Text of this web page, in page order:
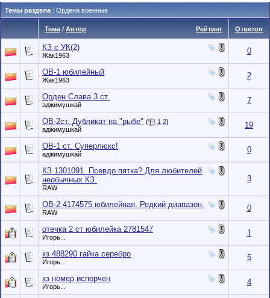
Темы раздела : Ордена военные
Рейтинг
Тема / Автор Ответов
КЗ с УК(2)
Жак1963 0
ОВ-1 юбилейный
Жак1963 2
Орден Слава 3 ст.
аджимушкай 7
ОВ-2ст. Дубликат на "рыбе" ( 1 2)
аджимушкай
19
ОВ-1 ст. Суперлюкс!
аджимушкай 0
КЗ 1301091. Псевдо.пятка? Для любителей
необычных КЗ.
RAW
3
ОВ-2 4174575 юбилейная. Редкий диапазон.
RAW 0
отечка 2 ст юбилейка 2781547
Игорь... 1
кз 488290 гайка серебро
Игорь... 5
кз номер испорчен
Игорь... 4